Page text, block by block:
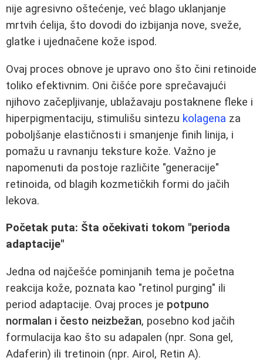
nije agresivno oštećenje, već blago uklanjanje
mrtvih ćelija, što dovodi do izbijanja nove, sveže,
glatke i ujednačene kože ispod.
Ovaj proces obnove je upravo ono što čini retinoide
toliko efektivnim. Oni čišće pore sprečavajući
njihovo začepljivanje, ublažavaju postaknene fleke i
hiperpigmentaciju, stimulišu sintezu kolagena za
poboljšanje elastičnosti i smanjenje finih linija, i
pomažu u ravnanju teksture kože. Važno je
napomenuti da postoje različite "generacije"
retinoida, od blagih kozmetičkih formi do jačih
lekova.
Početak puta: Šta očekivati tokom "perioda
adaptacije"
Jedna od najčešće pominjanih tema je početna
reakcija kože, poznata kao "retinol purging" ili
period adaptacije. Ovaj proces je potpuno
normalan i često neizbežan, posebno kod jačih
formulacija kao što su adapalen (npr. Sona gel,
Adaferin) ili tretinoin (npr. Airol, Retin A).